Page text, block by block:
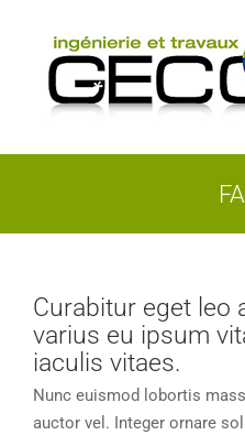
content
Curabitur eget leo
varius eu ipsum
iaculis vitaes.
Nunc euismod lobortis
auctor vel. Integer ornare